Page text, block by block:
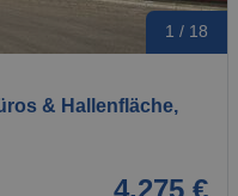
1 / 18
& Hallenfläche,
4.275 €